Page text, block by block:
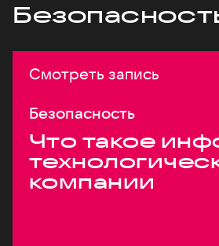
Смотреть запись
Безопасность
Что такое
компании